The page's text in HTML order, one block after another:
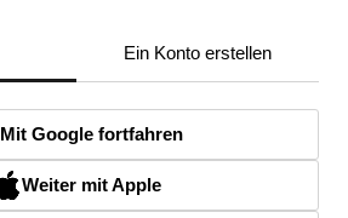
Ein Konto erstellen
Mit Google fortfahren
Weiter mit Apple